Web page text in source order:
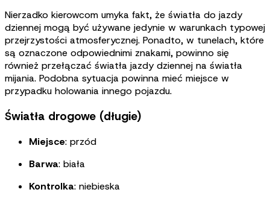
Nierzadko kierowcom umyka fakt, że światła do jazdy
dziennej mogą być używane jedynie w warunkach typowej
przejrzystości atmosferycznej. Ponadto, w tunelach, które
są oznaczone odpowiednimi znakami, powinno się
również przełączać światła jazdy dziennej na światła
mijania. Podobna sytuacja powinna mieć miejsce w
przypadku holowania innego pojazdu.
Światła drogowe (długie)
Miejsce: przód
Barwa: biała
Kontrolka: niebieska